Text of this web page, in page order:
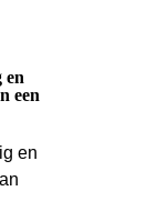
en
een
en